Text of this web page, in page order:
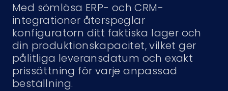
Med sömlösa ERP- och CRM-
integrationer återspeglar
konfiguratorn ditt faktiska lager och
din produktionskapacitet, vilket ger
pålitliga leveransdatum och exakt
prissättning för varje anpassad
beställning.